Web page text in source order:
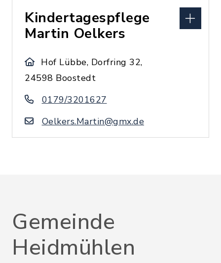
Kindertagespflege
Martin Oelkers
Hof Lübbe, Dorfring 32,
24598 Boostedt
0179/3201627
Oelkers.Martin@gmx.de
Gemeinde
Heidmühlen